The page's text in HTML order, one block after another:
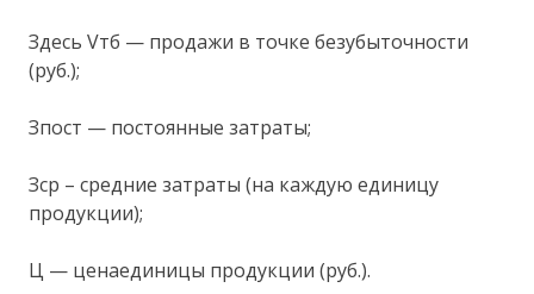
Здесь Vтб — продажи в точке безубыточности
(руб.);
Зпост — постоянные затраты;
Зср – средние затраты (на каждую единицу
продукции);
Ц — ценаединицы продукции (руб.).